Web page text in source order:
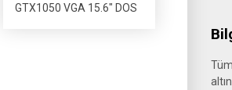
GTX1050 VGA 15.6″ DOS